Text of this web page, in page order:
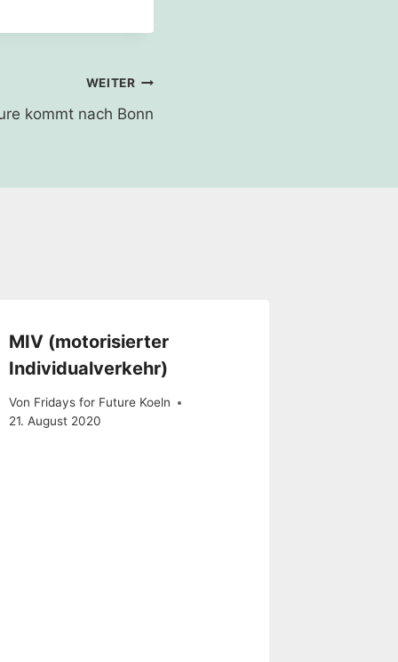
WEITER
kommt nach Bonn
MIV (motorisierter
Individualverkehr)
Von Fridays for Future Koeln
21. August 2020